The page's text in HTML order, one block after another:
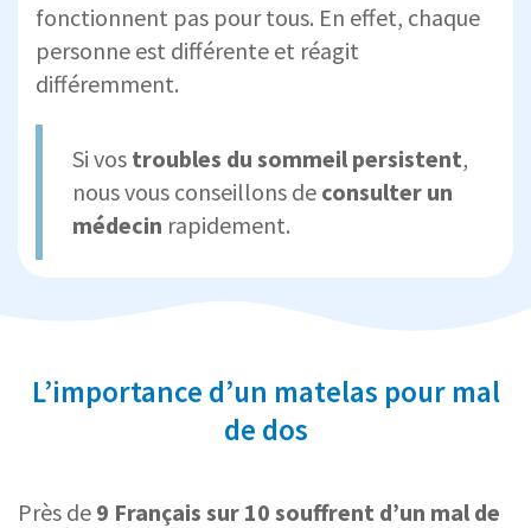
fonctionnent pas pour tous. En effet, chaque
personne est différente et réagit
différemment.
Si vos troubles du sommeil persistent,
nous vous conseillons de consulter un
médecin rapidement.
L’importance d’un matelas pour mal
de dos
Près de 9 Français sur 10 souffrent d’un mal de